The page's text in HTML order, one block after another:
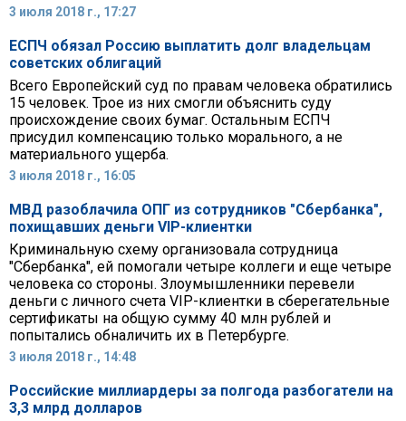
3 июля 2018 г., 17:27
ЕСПЧ обязал Россию выплатить долг владельцам
советских облигаций
Всего Европейский суд по правам человека обратились
15 человек. Трое из них смогли объяснить суду
происхождение своих бумаг. Остальным ЕСПЧ
присудил компенсацию только морального, а не
материального ущерба.
3 июля 2018 г., 16:05
МВД разоблачила ОПГ из сотрудников "Сбербанка",
похищавших деньги VIP-клиентки
Криминальную схему организовала сотрудница
"Сбербанка", ей помогали четыре коллеги и еще четыре
человека со стороны. Злоумышленники перевели
деньги с личного счета VIP-клиентки в сберегательные
сертификаты на общую сумму 40 млн рублей и
попытались обналичить их в Петербурге.
3 июля 2018 г., 14:48
Российские миллиардеры за полгода разбогатели на
3,3 млрд долларов